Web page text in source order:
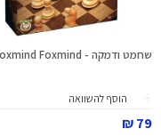
שחמט ודמקה - Foxmind Foxmind
הוסף להשוואה
79 ₪